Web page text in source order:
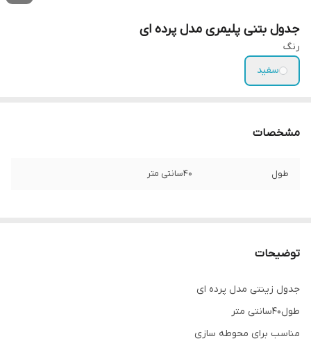
جدول بتنی پلیمری مدل پرده ای
رنگ
سفید
مشخصات
طول 40سانتی متر
توضیحات
جدول زینتی مدل پرده ای
طول40سانتی متر
مناسب برای محوطه سازی